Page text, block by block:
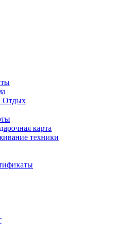
Отдых
карта
техники